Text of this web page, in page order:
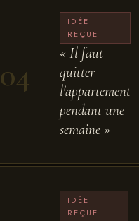
04
IDÉE
REÇUE
« Il faut
quitter
l'appartement
pendant une
semaine »
IDÉE
REÇUE